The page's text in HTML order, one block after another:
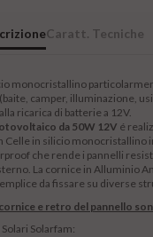
Caratt. Tecniche
monocristallino
camper, illuminazione,
ricarica di batterie a 12V.
da 50W 12V é
in silicio monocristallino
che rende i pannelli
La cornice in Alluminio
da fissare su diverse
e retro del pannello
Solarfam: